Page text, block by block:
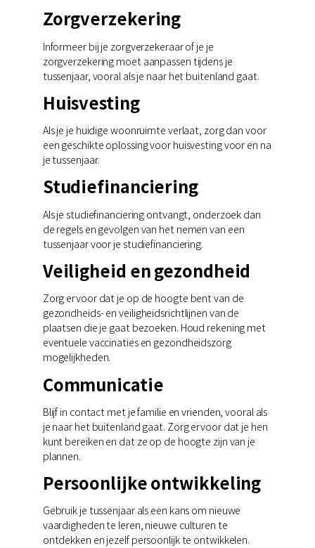
Zorgverzekering
Informeer bij je zorgverzekeraar of je je
zorgverzekering moet aanpassen tijdens je
tussenjaar, vooral als je naar het buitenland gaat.
Huisvesting
Als je je huidige woonruimte verlaat, zorg dan voor
een geschikte oplossing voor huisvesting voor en na
je tussenjaar.
Studiefinanciering
Als je studiefinanciering ontvangt, onderzoek dan
de regels en gevolgen van het nemen van een
tussenjaar voor je studiefinanciering.
Veiligheid en gezondheid
Zorg ervoor dat je op de hoogte bent van de
gezondheids- en veiligheidsrichtlijnen van de
plaatsen die je gaat bezoeken. Houd rekening met
eventuele vaccinaties en gezondheidszorg
mogelijkheden.
Communicatie
Blijf in contact met je familie en vrienden, vooral als
je naar het buitenland gaat. Zorg ervoor dat je hen
kunt bereiken en dat ze op de hoogte zijn van je
plannen.
Persoonlijke ontwikkeling
Gebruik je tussenjaar als een kans om nieuwe
vaardigheden te leren, nieuwe culturen te
ontdekken en jezelf persoonlijk te ontwikkelen.